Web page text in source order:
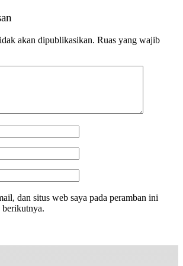
akan dipublikasikan. Ruas yang wajib
dan situs web saya pada peramban ini
berikutnya.